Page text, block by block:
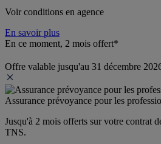
Voir conditions en agence
En savoir plus
En ce moment, 2 mois offert*
Offre valable jusqu'au 31 décembre
Assurance prévoyance pour les
Jusqu'à 2 mois offerts sur votre contrat
TNS.